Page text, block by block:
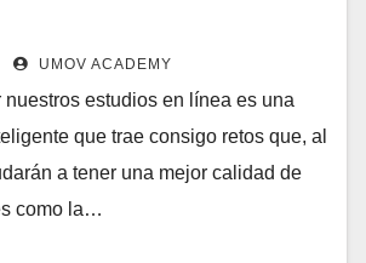
UMOV ACADEMY
nuestros estudios en línea es una
que trae consigo retos que, al
a tener una mejor calidad de
como la…